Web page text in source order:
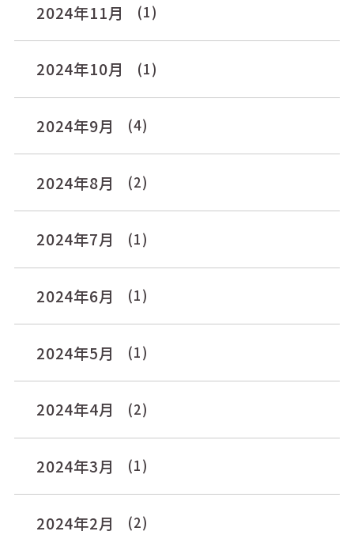
2024年11月 (1)
2024年10月 (1)
2024年9月 (4)
2024年8月 (2)
2024年7月 (1)
2024年6月 (1)
2024年5月 (1)
2024年4月 (2)
2024年3月 (1)
2024年2月 (2)